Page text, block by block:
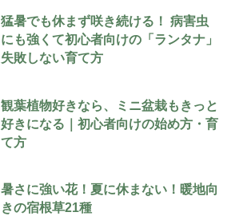
猛暑でも休まず咲き続ける！ 病害虫
にも強くて初心者向けの「ランタナ」
失敗しない育て方
観葉植物好きなら、ミニ盆栽もきっと
好きになる｜初心者向けの始め方・育
て方
暑さに強い花！夏に休まない！暖地向
きの宿根草21種